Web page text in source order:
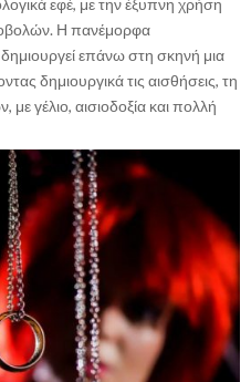
εφέ, με την έξυπνη χρήση
Η πανέμορφα
επάνω στη σκηνή μια
δημιουργικά τις αισθήσεις, τη
γέλιο, αισιοδοξία και πολλή